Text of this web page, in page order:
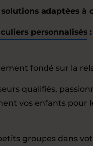
adaptées à
personnalisés :
fondé sur la
qualifiés,
vos enfants pour
groupes dans